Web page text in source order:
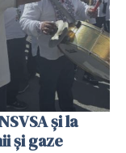
și la
și gaze